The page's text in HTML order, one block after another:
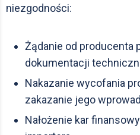
niezgodności:
Żądanie od producenta
dokumentacji
Nakazanie wycofania
zakazanie jego
Nałożenie kar